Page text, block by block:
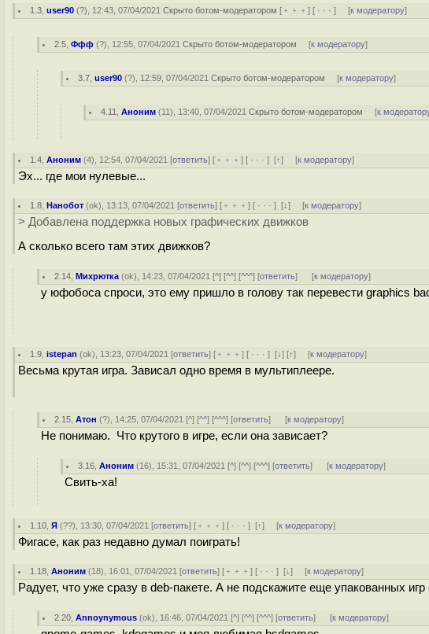
1.3 ,user90 (?), 12:43, 07/04/2021Скрыто ботом-модератором [ ﹢﹢﹢] [ · · ·] [к модератору]
2.5 ,Ффф (?), 12:55, 07/04/2021Скрыто ботом-модератором [к модератору]
3.7 ,user90 (?), 12:59, 07/04/2021Скрыто ботом-модератором [к модератору]
4.11 ,Аноним (11), 13:40, 07/04/2021Скрыто ботом-модератором [к
1.4 ,Аноним (4), 12:54, 07/04/2021 [ответить] [ ﹢﹢﹢] [ · · ·][↑] [к модератору]
Эх... где мои нулевые...
1.8 ,Нанобот (ok), 13:13, 07/04/2021 [ответить] [ ﹢﹢﹢] [ · · ·][↓] [к модератору]
> Добавлена поддержка новых графических движков
А сколько всего там этих движков?
2.14 ,Михрютка (ok), 14:23, 07/04/2021 [^] [^^] [^^^] [ответить] [к модератору]
у юфобоса спроси, это ему пришло в голову так перевести graphics
1.9 ,istepan (ok), 13:23, 07/04/2021 [ответить] [ ﹢﹢﹢] [ · · ·][↓] [↑] [к модератору]
Весьма крутая игра. Зависал одно время в мультиплеере.
2.15 ,Атон (?), 14:25, 07/04/2021 [^] [^^] [^^^] [ответить] [к модератору]
Не понимаю. Что крутого в игре, если она зависает?
3.16 ,Аноним (16), 15:31, 07/04/2021 [^] [^^] [^^^] [ответить] [к модератору]
Свить-ха!
1.10 ,Я (??), 13:30, 07/04/2021 [ответить] [ ﹢﹢﹢] [ · · ·][↑] [к модератору]
Фигасе, как раз недавно думал поиграть!
1.18 ,Аноним (18), 16:01, 07/04/2021 [ответить] [ ﹢﹢﹢] [ · · ·][↓] [к модератору]
Радует, что уже сразу в deb-пакете. А не подскажите еще упакованных
2.20 ,Annoynymous (ok), 16:46, 07/04/2021 [^] [^^] [^^^] [ответить] [к модератору]